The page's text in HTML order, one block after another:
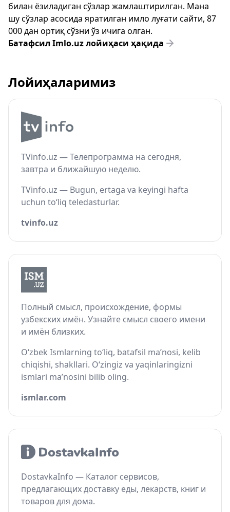
билан ёзиладиган сўзлар жамлаштирилган. Мана
шу сўзлар асосида яратилган имло луғати сайти, 87
000 дан ортиқ сўзни ўз ичига олган.
Батафсил Imlo.uz лойиҳаси ҳақида
Лойиҳаларимиз
TVinfo.uz — Телепрограмма на сегодня,
завтра и ближайшую неделю.
TVinfo.uz — Bugun, ertaga va keyingi hafta
uchun to‘liq teledasturlar.
tvinfo.uz
Полный смысл, происхождение, формы
узбекских имён. Узнайте смысл своего имени
и имён близких.
O‘zbek Ismlarning to‘liq, batafsil ma’nosi, kelib
chiqishi, shakllari. O‘zingiz va yaqinlaringizni
ismlari ma’nosini bilib oling.
ismlar.com
DostavkaInfo — Каталог сервисов,
предлагающих доставку еды, лекарств, книг и
товаров для дома.